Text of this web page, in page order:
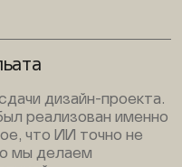
дизайн-проекта.
реализован именно
что ИИ точно не
мы делаем